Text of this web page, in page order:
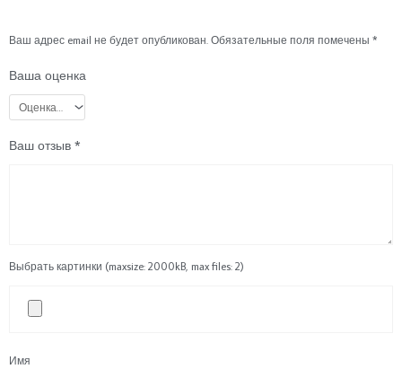
Ваш адрес email не будет опубликован. Обязательные поля помечены *
Ваша оценка
Ваш отзыв *
Выбрать картинки (maxsize: 2000kB, max files: 2)
Имя